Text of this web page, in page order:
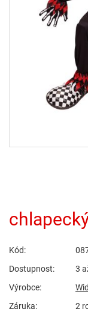
Kód:
Dostupnost:
3
Výrobce:
Záruka:
2